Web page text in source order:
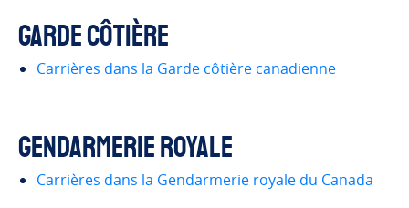
Garde côtière
Carrières dans la Garde côtière canadienne
Gendarmerie royale
Carrières dans la Gendarmerie royale du Canada